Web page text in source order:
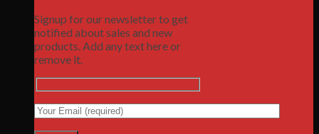
Signup for our newsletter to get
notified about sales and new
products. Add any text here or
remove it.